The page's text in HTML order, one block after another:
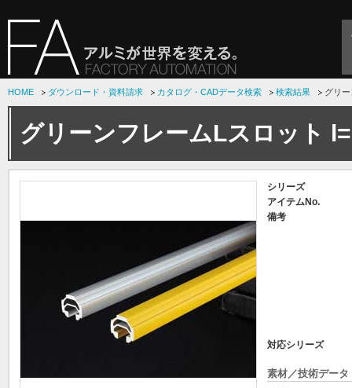
HOME ダウンロード・資料請求 カタログ・CADデータ検索 検索結果 グリ
グリーンフレームLスロット
シリーズ
アイテムNo.
備考
対応シリーズ
素材／技術データ